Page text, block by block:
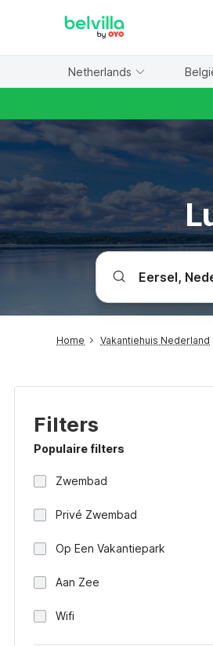
Netherlands
Home Vakantiehuis Nederland
Filters
Populaire filters
Zwembad
Privé Zwembad
Op Een Vakantiepark
Aan Zee
Wifi